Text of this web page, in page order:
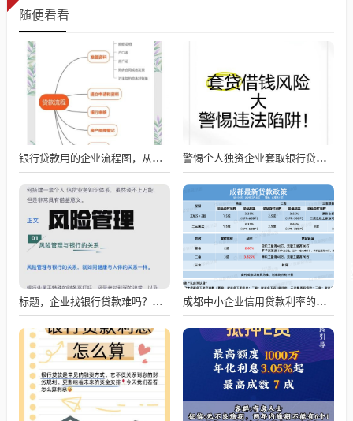
随便看看
银行贷款用的企业流程图，从申请到放款的全流程解析 警惕个人独资企业套取银行贷款的风险
标题，企业找银行贷款难吗？深度剖析与应对策略 成都中小企业信用贷款利率的影响因素与应对策略